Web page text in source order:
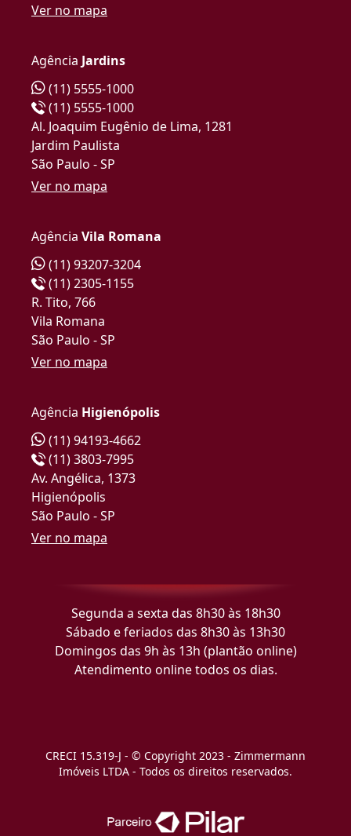
Ver no mapa
Agência Jardins
(11) 5555-1000
(11) 5555-1000
Al. Joaquim Eugênio de Lima, 1281
Jardim Paulista
São Paulo - SP
Ver no mapa
Agência Vila Romana
(11) 93207-3204
(11) 2305-1155
R. Tito, 766
Vila Romana
São Paulo - SP
Ver no mapa
Agência Higienópolis
(11) 94193-4662
(11) 3803-7995
Av. Angélica, 1373
Higienópolis
São Paulo - SP
Ver no mapa
Segunda a sexta das 8h30 às 18h30
Sábado e feriados das 8h30 às 13h30
Domingos das 9h às 13h (plantão online)
Atendimento online todos os dias.
CRECI 15.319-J - © Copyright 2023 - Zimmermann
Imóveis LTDA - Todos os direitos reservados.